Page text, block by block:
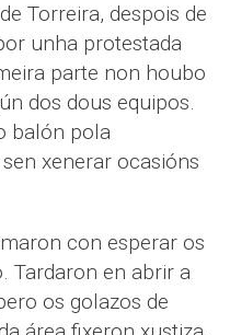
Torreira, despois de
unha protestada
parte non houbo
dos dous equipos.
balón pola
xenerar ocasións
con esperar os
Tardaron en abrir a
os golazos de